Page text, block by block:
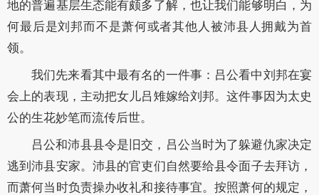
地的普遍基层生态能有颇多了解，也让我们能够明白，为
何最后是刘邦而不是萧何或者其他人被沛县人拥戴为首
领。
我们先来看其中最有名的一件事：吕公看中刘邦在宴
会上的表现，主动把女儿吕雉嫁给刘邦。这件事因为太史
公的生花妙笔而流传后世。
吕公和沛县县令是旧交，吕公当时为了躲避仇家决定
逃到沛县安家。沛县的官吏们自然要给县令面子去拜访，
而萧何当时负责操办收礼和接待事宜。按照萧何的规定，